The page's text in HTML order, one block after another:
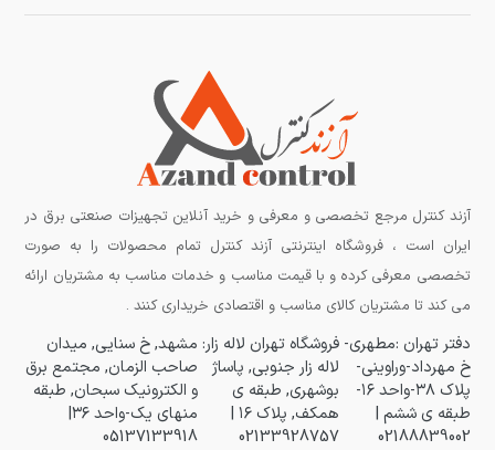
آزند کنترل مرجع تخصصی و معرفی و خرید آنلاین تجهیزات صنعتی برق در
ایران است ، فروشگاه اینترنتی آزند کنترل تمام محصولات را به صورت
تخصصی معرفی کرده و با قیمت مناسب و خدمات مناسب به مشتریان ارائه
می کند تا مشتریان کالای مناسب و اقتصادی خریداری کنند .
دفتر تهران :مطهری-
خ مهرداد-وراوینی-
پلاک ۳۸-واحد ۱۶-
طبقه ی ششم |
02188839002
فروشگاه تهران لاله زار:
لاله زار جنوبی, پاساژ
بوشهری, طبقه ی
همکف, پلاک ۱۶ |
02133928757
مشهد, خ سنایی, میدان
صاحب الزمان, مجتمع برق
و الکترونیک سبحان, طبقه
منهای یک-واحد ۳۶|
05137133918